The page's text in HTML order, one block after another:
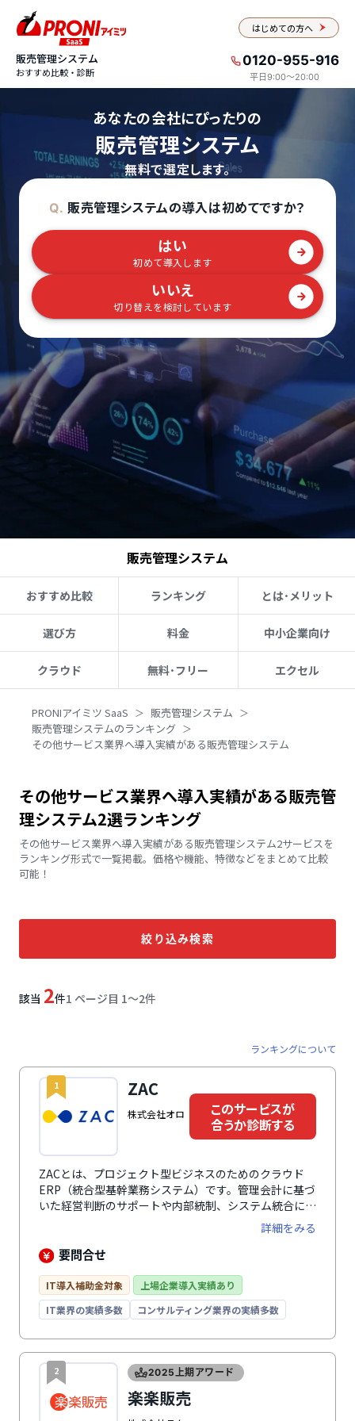
はじめての方へ
販売管理システム
おすすめ比較・診断
0120-955-916
平日9:00〜20:00
あなたの会社にぴったりの
販売管理システム
無料で選定します。
Q. 販売管理システムの導入は初めてですか？
はい
初めて導入します
いいえ
切り替えを検討しています
販売管理システム
おすすめ比較 ランキング とは･メリット
選び方 料金 中小企業向け
クラウド 無料･フリー エクセル
PRONIアイミツ SaaS
販売管理システム
販売管理システムのランキング
その他サービス業界へ導入実績がある販売管理システム
その他サービス業界へ導入実績がある販売管
理システム2選ランキング
その他サービス業界へ導入実績がある販売管理システム2サービスを
ランキング形式で一覧掲載。価格や機能、特徴などをまとめて比較
可能！
絞り込み検索
該当 2件1 ページ目 1〜2件
ランキングについて
1 ZAC
株式会社オロ
このサービスが
合うか診断する
ZACとは、プロジェクト型ビジネスのためのクラウド
ERP（統合型基幹業務システム）です。管理会計に基づ
いた経営判断のサポートや内部統制、システム統合によ
る業務効率化など幅広い課題を解決に役立ちます。プロ
ジェクト管理では、プロジェクトの収支管理や未来の売
上・利益予測、予実対比にいたるまでプロジェクトごと
業規模や業種、予算に合わせたカスタマイズができ、機
能モジュールの利用者数は後から追加可能なため、業務
拡大で人員が増えた場合でもフレキシブルに対応。専任
わせたスムーズな稼働が可能です。システム業・IT業・
広告業・クリエイティブ業・イベント業・士業・コンサ
ルティング業に特化しています。プロジェクト原価管理
や継続契約管理も可能です。
詳細をみる
要問合せ
IT導入補助金対象
上場企業導入実績あり
IT業界の実績多数
コンサルティング業界の実績多数
2 2025上期アワード
楽楽販売